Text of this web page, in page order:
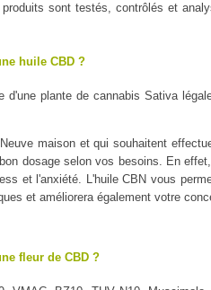
sont testés, contrôlés et
huile CBD ?
d'une plante de cannabis Sativa
maison et qui souhaitent
dosage selon vos besoins. En
et l'anxiété. L'huile CBN vous
et améliorera également votre
fleur de CBD ?